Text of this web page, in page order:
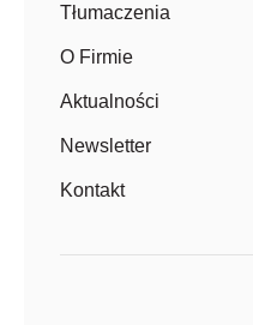
Tłumaczenia
O Firmie
Aktualności
Newsletter
Kontakt